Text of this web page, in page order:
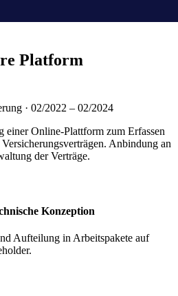
Platform
· 02/2022 – 02/2024
Online-Plattform zum Erfassen
Anbindung an
der Verträge.
Konzeption
Aufteilung in Arbeitspakete auf